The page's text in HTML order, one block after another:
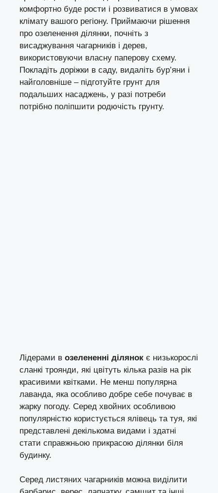
комфортно буде рости і розвиватися в умовах
клімату вашого регіону. Приймаючи рішення
про озеленення ділянки, почніть з
висаджування чагарників і дерев,
використовуючи власну паперову схему.
Покладіть доріжки в саду, видаліть бур’яни і
найголовніше – підготуйте грунт для
подальших насаджень, у разі потреби
потрібно поліпшити родючість грунту.
Лідерами в озелененні ділянок є низькорослі
сланкі троянди, які цвітуть кілька разів на рік
красивими квітками. Не менш популярна
лаванда, яка особливо добре себе почуває в
жарку погоду. Серед хвойних особливою
популярністю користується ялівець та туя, які
представлені декількома видами і здатні
стати справжньою прикрасою ділянки біля
будинку.
Серед листяних чагарників можна виділити